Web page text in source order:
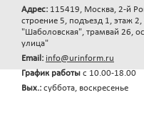
Адрес: 115419, Москва, 2-й
строение 5, подъезд 1, этаж
"Шаболовская", трамвай 26,
улица"
Email: info@urinform.ru
График работы с 10.00-18.00
Вых.: суббота, воскресенье